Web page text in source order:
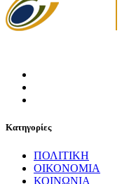
Κατηγορίες
ΠΟΛΙΤΙΚΗ
ΟΙΚΟΝΟΜΙΑ
ΚΟΙΝΩΝΙΑ